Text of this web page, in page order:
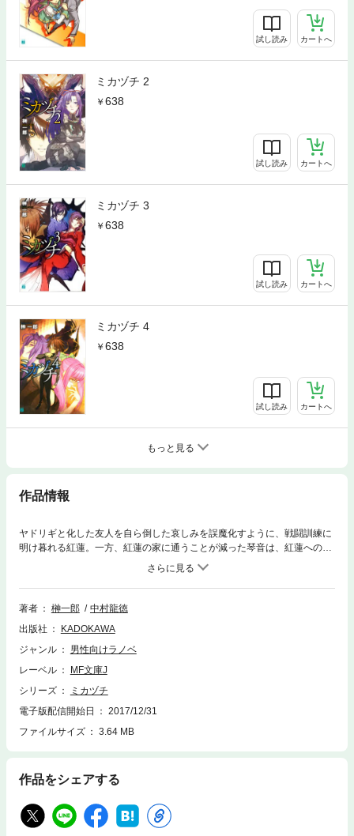
試し読み カートへ
ミカヅチ 2
638
試し読み カートへ
ミカヅチ 3
638
試し読み カートへ
ミカヅチ 4
638
試し読み カートへ
もっと見る
作品情報
ヤドリギと化した友人を自ら倒した哀しみを誤魔化すように、戦闘訓練に
明け暮れる紅蓮。一方、紅蓮の家に通うことが減った琴音は、紅蓮への想
い、そして梨緒への何ともいえない感情をもてあまし、煩悶と日々を過ご
していた。そんな折、誤って階段を踏み外した琴音は、病院に入院するこ
とになる。見舞いに訪れた病室で、久しぶりに琴音の家族と対面する紅
蓮。そして、“御杖代の天女”――実の姉である雪緒と再会する梨緒。様々
が贈る本格バトル・アクション、血の絆に踏み込む第３弾！
著者 榊一郎
中村龍徳
出版社
KADOKAWA
ジャンル
男性向けラノベ
レーベル
MF文庫J
シリーズ
ミカヅチ
電子版配信開始日
2017/12/31
ファイルサイズ
3.64 MB
作品をシェアする